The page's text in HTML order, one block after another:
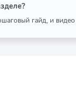
гайд, и